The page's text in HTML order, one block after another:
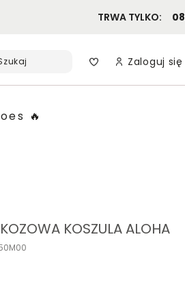
TRWA TYLKO: 08
Zaloguj się
🔥
KOSZULA ALOHA